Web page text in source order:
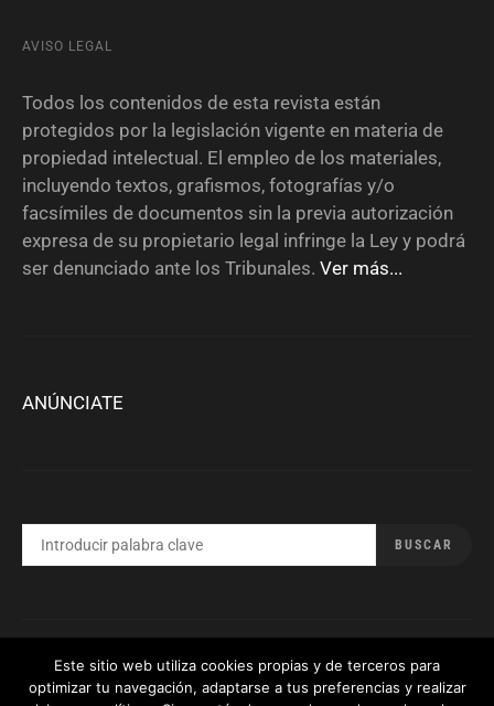
AVISO LEGAL
Todos los contenidos de esta revista están
protegidos por la legislación vigente en materia de
propiedad intelectual. El empleo de los materiales,
incluyendo textos, grafismos, fotografías y/o
facsímiles de documentos sin la previa autorización
expresa de su propietario legal infringe la Ley y podrá
ser denunciado ante los Tribunales. Ver más...
ANÚNCIATE
POR:
BUSCAR
#Política de privacidad
Este sitio web utiliza cookies propias y de terceros para
optimizar tu navegación, adaptarse a tus preferencias y realizar